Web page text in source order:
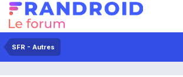
SFR - Autres